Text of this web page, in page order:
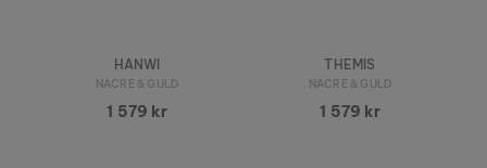
HANWI
NACRE & GULD
1 579 kr
THEMIS
NACRE & GULD
1 579 kr